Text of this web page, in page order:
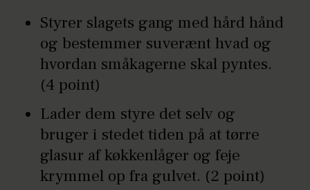
Styrer slagets gang med hård hånd
og bestemmer suverænt hvad og
hvordan småkagerne skal pyntes.
(4 point)
Lader dem styre det selv og
bruger i stedet tiden på at tørre
glasur af køkkenlåger og feje
krymmel op fra gulvet. (2 point)